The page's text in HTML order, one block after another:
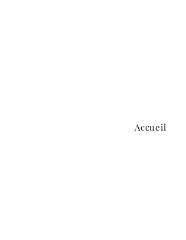
Accueil